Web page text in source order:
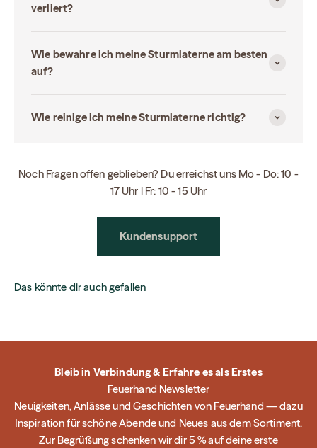
verliert?
Wie bewahre ich meine Sturmlaterne am besten
auf?
Wie reinige ich meine Sturmlaterne richtig?
Noch Fragen offen geblieben? Du erreichst uns Mo - Do: 10 -
17 Uhr | Fr: 10 - 15 Uhr
Kundensupport
Das könnte dir auch gefallen
Bleib in Verbindung & Erfahre es als Erstes
Feuerhand Newsletter
Neuigkeiten, Anlässe und Geschichten von Feuerhand — dazu
Inspiration für schöne Abende und Neues aus dem Sortiment.
Zur Begrüßung schenken wir dir 5 % auf deine erste